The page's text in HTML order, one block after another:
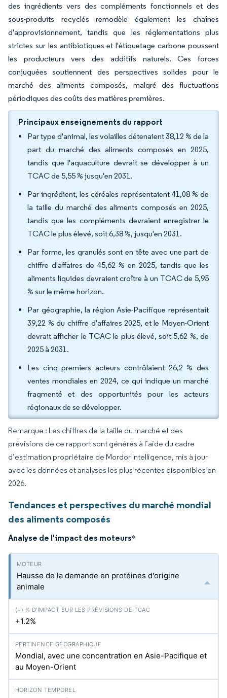
des ingrédients vers des compléments fonctionnels et des
sous-produits recyclés remodèle également les chaînes
d'approvisionnement, tandis que les réglementations plus
strictes sur les antibiotiques et l'étiquetage carbone poussent
les producteurs vers des additifs naturels. Ces forces
conjuguées soutiennent des perspectives solides pour le
marché des aliments composés, malgré des fluctuations
périodiques des coûts des matières premières.
Principaux enseignements du rapport
Par type d'animal, les volailles détenaient 38,12 % de la
part du marché des aliments composés en 2025,
tandis que l'aquaculture devrait se développer à un
TCAC de 5,55 % jusqu'en 2031.
Par ingrédient, les céréales représentaient 41,08 % de
la taille du marché des aliments composés en 2025,
tandis que les compléments devraient enregistrer le
TCAC le plus élevé, soit 6,38 %, jusqu'en 2031.
Par forme, les granulés sont en tête avec une part de
chiffre d'affaires de 45,62 % en 2025, tandis que les
aliments liquides devraient croître à un TCAC de 5,95
% sur le même horizon.
Par géographie, la région Asie-Pacifique représentait
39,22 % du chiffre d'affaires 2025, et le Moyen-Orient
devrait afficher le TCAC le plus élevé, soit 5,62 %, de
2025 à 2031.
Les cinq premiers acteurs contrôlaient 26,2 % des
ventes mondiales en 2024, ce qui indique un marché
fragmenté et des opportunités pour les acteurs
régionaux de se développer.
Remarque : Les chiffres de la taille du marché et des
prévisions de ce rapport sont générés à l’aide du cadre
d’estimation propriétaire de Mordor Intelligence, mis à jour
avec les données et analyses les plus récentes disponibles en
2026.
Tendances et perspectives du marché mondial
des aliments composés
Analyse de l'impact des moteurs*
Hausse de la demande en protéines d'origine
animale
+1.2%
Mondial, avec une concentration en Asie-Pacifique et
au Moyen-Orient